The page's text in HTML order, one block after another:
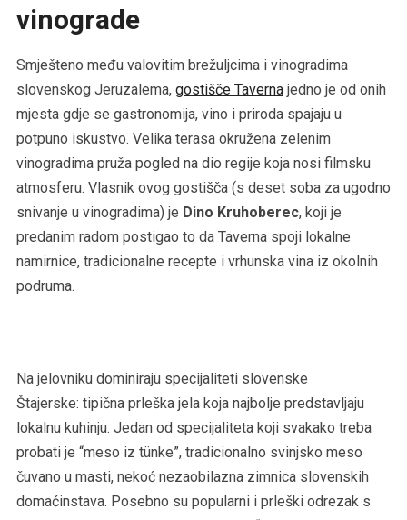
vinograde
Smješteno među valovitim brežuljcima i vinogradima
slovenskog Jeruzalema, gostišče Tavernajedno je od onih
mjesta gdje se gastronomija, vino i priroda spajaju u
potpuno iskustvo. Velika terasa okružena zelenim
vinogradima pruža pogled na dio regije koja nosi filmsku
atmosferu. Vlasnik ovog gostišča (s deset soba za ugodno
snivanje u vinogradima) je Dino Kruhoberec, koji je
predanim radom postigao to da Taverna spoji lokalne
namirnice, tradicionalne recepte i vrhunska vina iz okolnih
podruma.
Na jelovniku dominiraju specijaliteti slovenske
Štajerske: tipična prleška jela koja najbolje predstavljaju
lokalnu kuhinju. Jedan od specijaliteta koji svakako treba
probati je “meso iz tünke”, tradicionalno svinjsko meso
čuvano u masti, nekoć nezaobilazna zimnica slovenskih
domaćinstava. Posebno su popularni i prleški odrezak s